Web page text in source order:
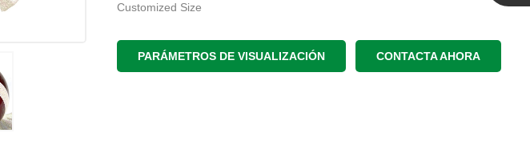
Customized Size
Christamas Home Decoration
PARÁMETROS DE VISUALIZACIÓN CONTACTA AHORA